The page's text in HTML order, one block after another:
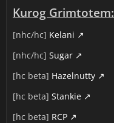
Kurog Grimtotem:
[nhc/hc] Kelani
[nhc/hc] Sugar
[hc beta] Hazelnutty
[hc beta] Stankie
[hc beta] RCP